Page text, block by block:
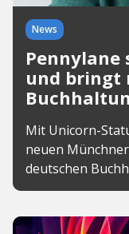
News
und bringt
Mit Unicorn-
neuen
deutschen